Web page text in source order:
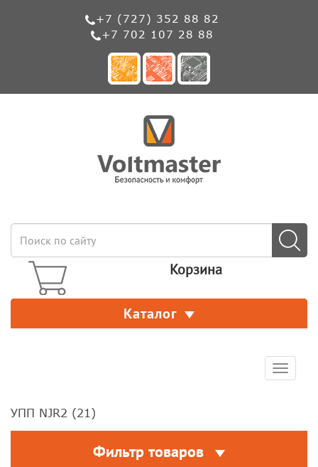
+7 (727) 352 88 82
+7 702 107 28 88
Корзина
Каталог
Toggle
УПП NJR2 (21 )
Фильтр товаров